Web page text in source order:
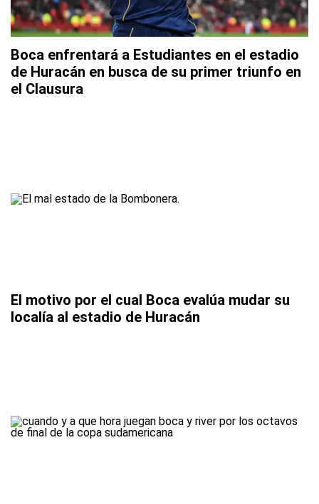
Boca enfrentará a Estudiantes en el estadio
de Huracán en busca de su primer triunfo en
el Clausura
El motivo por el cual Boca evalúa mudar su
localía al estadio de Huracán